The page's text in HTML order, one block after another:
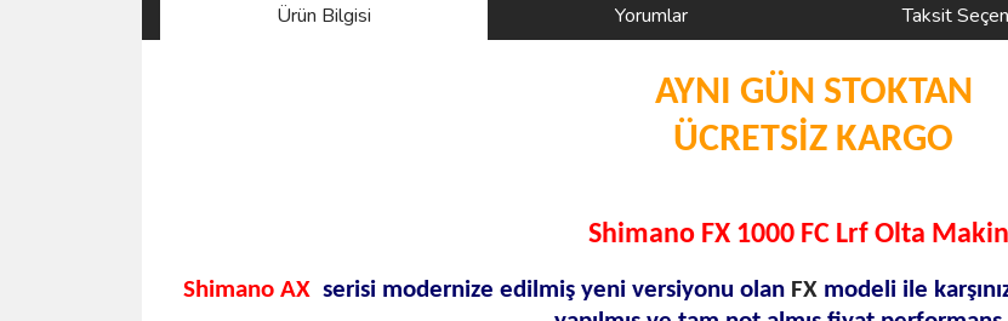
Ürün Bilgisi Yorumlar Taksit
AYNI GÜN STOKTAN
ÜCRETSİZ KARGO
Shimano FX 1000 FC Lrf Olta
Shimano AX serisi modernize edilmiş yeni versiyonu olan FXmodeli ile